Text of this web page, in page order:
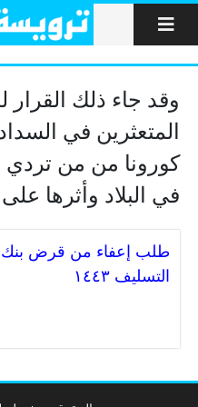
التخطي إلى المحتوى
وقد جاء ذلك القرار
المتعثرين في
كورونا من من تردي
في البلاد وأثرها
طلب إعفاء من قرض بنك
التسليف ١٤٤٣